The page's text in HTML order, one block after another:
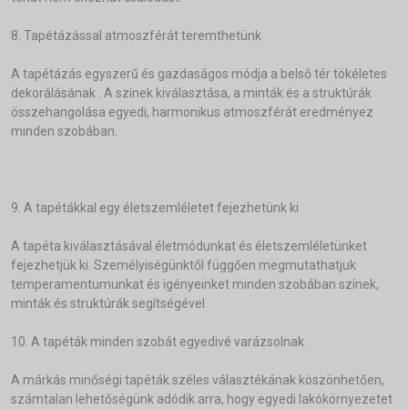
8. Tapétázással atmoszférát teremthetünk
A tapétázás egyszerű és gazdaságos módja a belső tér tökéletes
dekorálásának . A színek kiválasztása, a minták és a struktúrák
összehangolása egyedi, harmonikus atmoszférát eredményez
minden szobában.
9. A tapétákkal egy életszemléletet fejezhetünk ki
A tapéta kiválasztásával életmódunkat és életszemléletünket
fejezhetjük ki. Személyiségünktől függően megmutathatjuk
temperamentumunkat és igényeinket minden szobában színek,
minták és struktúrák segítségével.
10. A tapéták minden szobát egyedivé varázsolnak
A márkás minőségi tapéták széles választékának köszönhetően,
számtalan lehetőségünk adódik arra, hogy egyedi lakókörnyezetet